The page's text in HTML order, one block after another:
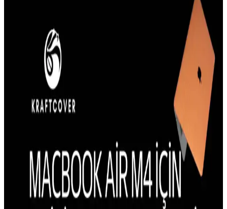
İphone 8 Plus kullanıcıları için dayanıklı ve estetik kılıf seçenekleri,
yüksek koruma ve şıklık sunar. Malzeme ve tasarım detaylarına
dikkat ederek uzun ömürlü seçimler yapabilirsiniz.
iPhone 13 Kılıfı Kullanıcı Yorumları ve Çeşitleri
Hakkında Bilgi
iPhone 13 kılıfı kullanıcı yorumları ve farklı kılıf türleri hakkında
bilgiler, koruma, tasarım ve kullanım kolaylığı gibi önemli noktaları
Galaxy S23 İçin MagSafe Uyumlu Kılıf Durumu ve
Galaxy S23 için resmi veya önerilen MagSafe uyumlu kılıf
seçenekleri bulunmamaktadır. Alternatif manyetik çözümler veya
farklı kılıf seçenekleri değerlendirilmelidir.
iPhone 15 Pro Kılıflarında Estetik ve Tasarım
Trendleri Güncel Modellerle